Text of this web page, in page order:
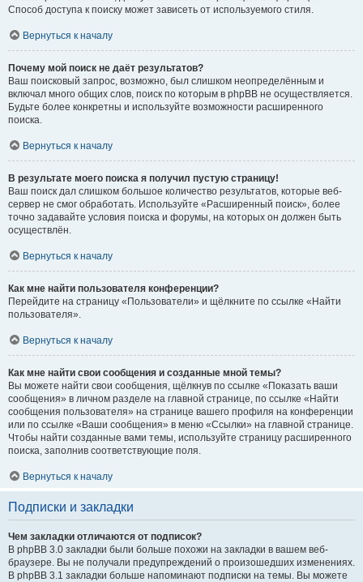
Способ доступа к поиску может зависеть от используемого стиля.
Вернуться к началу
Почему мой поиск не даёт результатов?
Ваш поисковый запрос, возможно, был слишком неопределённым и
включал много общих слов, поиск по которым в phpBB не осуществляется.
Будьте более конкретны и используйте возможности расширенного
поиска.
Вернуться к началу
В результате моего поиска я получил пустую страницу!
Ваш поиск дал слишком большое количество результатов, которые веб-
сервер не смог обработать. Используйте «Расширенный поиск», более
точно задавайте условия поиска и форумы, на которых он должен быть
осуществлён.
Вернуться к началу
Как мне найти пользователя конференции?
Перейдите на страницу «Пользователи» и щёлкните по ссылке «Найти
пользователя».
Вернуться к началу
Как мне найти свои сообщения и созданные мной темы?
Вы можете найти свои сообщения, щёлкнув по ссылке «Показать ваши
сообщения» в личном разделе на главной странице, по ссылке «Найти
сообщения пользователя» на странице вашего профиля на конференции
или по ссылке «Ваши сообщения» в меню «Ссылки» на главной странице.
Чтобы найти созданные вами темы, используйте страницу расширенного
поиска, заполнив соответствующие поля.
Вернуться к началу
Подписки и закладки
Чем закладки отличаются от подписок?
В phpBB 3.0 закладки были больше похожи на закладки в вашем веб-
браузере. Вы не получали предупреждений о произошедших изменениях.
В phpBB 3.1 закладки больше напоминают подписки на темы. Вы можете